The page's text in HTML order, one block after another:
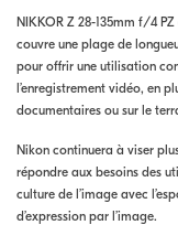
NIKKOR Z 28-135mm f/4
couvre une plage de
pour offrir une utilisation
l’enregistrement vidéo, en
documentaires ou sur le
Nikon continuera à viser
répondre aux besoins des
culture de l’image avec
d’expression par l’image.